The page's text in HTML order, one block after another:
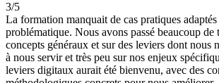
3/5
La formation manquait de cas pratiques
problématique. Nous avons passé beaucoup de
concepts généraux et sur des leviers dont nous
à nous servir et très peu sur nos enjeux
leviers digitaux aurait été bienvenu, avec des